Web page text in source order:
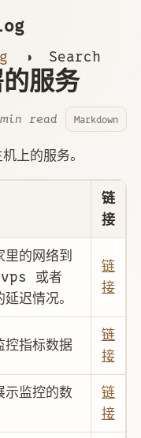
◑ Search
服务
read Markdown
上的服务。
链
接
里的网络到
或者
迟情况。
链
接
控指标数据
链
接
示监控的数
链
接